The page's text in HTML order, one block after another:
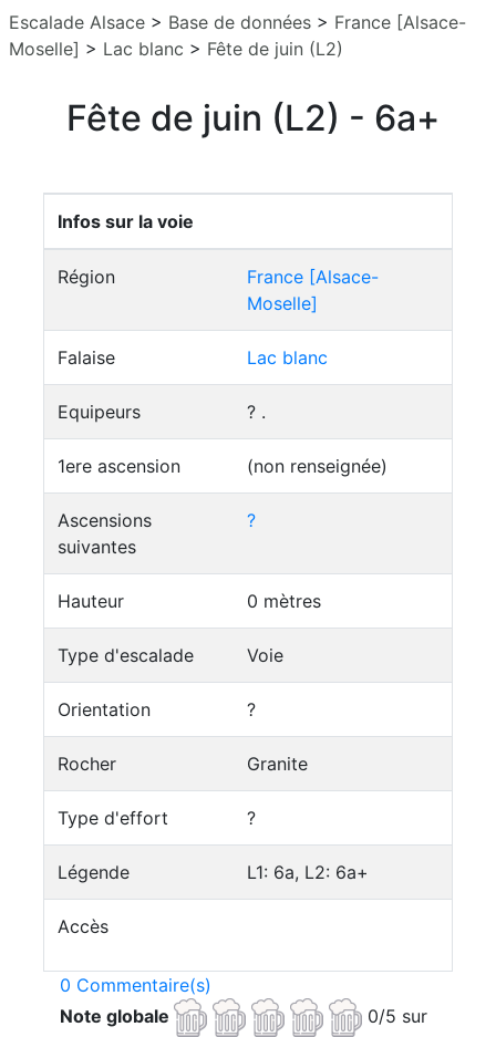
Escalade Alsace > Base de données > France [Alsace-
Moselle] > Lac blanc > Fête de juin (L2)
Fête de juin (L2) - 6a+
Infos sur la voie
Région
France [Alsace-
Moselle]
Falaise Lac blanc
Equipeurs ? .
1ere ascension (non renseignée)
Ascensions
suivantes
?
Hauteur 0 mètres
Type d'escalade Voie
Orientation ?
Rocher Granite
Type d'effort ?
Légende L1: 6a, L2: 6a+
Accès
0 Commentaire(s)
Note globale
0/5 sur